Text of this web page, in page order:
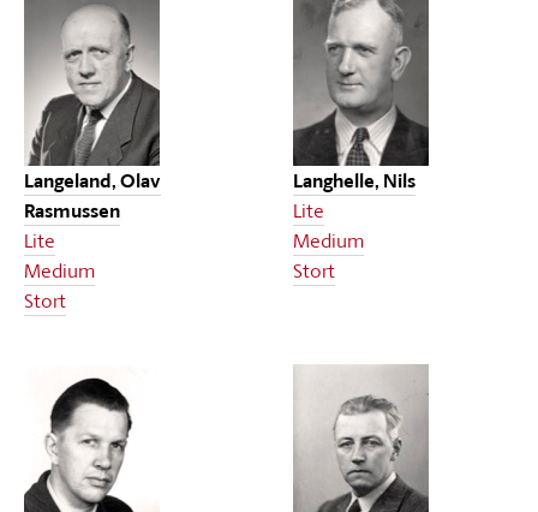
Langeland, Olav
Rasmussen
Lite
Medium
Stort
Langhelle, Nils
Lite
Medium
Stort